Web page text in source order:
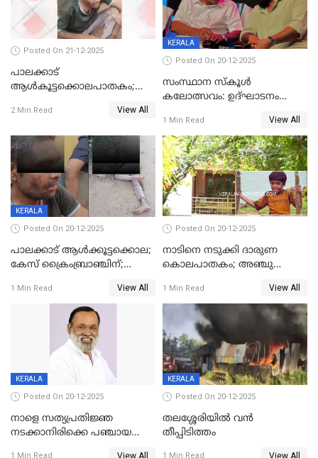
Posted On 21-12-2025
പാലക്കാട്‌
ആൾകൂട്ടക്കൊലപാതകം;
ഊർജ്ജിതമാക്കിമാക്കി
2 Min Read View All
KERALA
Posted On 20-12-2025
സംസ്ഥാന സ്കൂൾ
കലോത്സവം: ഉദ്ഘാടനം
മുഖ്യാതിഥിയായി
മോഹൻലാൽ
1 Min Read View All
KERALA
Posted On 20-12-2025
പാലക്കാട് ആൾക്കൂട്ടക്കൊല;
കേസ് ക്രൈംബ്രാഞ്ചിന്;
അന്വേഷിക്കും
1 Min Read View All
Posted On 20-12-2025
നാടിനെ നടുക്കി ദാരുണ
കൊലപാതകം; അഞ്ചു
കഴുത്തുഞെരിച്ച് കൊന്നു
1 Min Read View All
KERALA
Posted On 20-12-2025
നാളെ സത്യപ്രതിജ്ഞ
നടക്കാനിരിക്കെ പഞ്ചായത്ത്
1 Min Read View All
KERALA
Posted On 20-12-2025
തലശ്ശേരിയിൽ വൻ
തീപ്പിടിത്തം
1 Min Read View All